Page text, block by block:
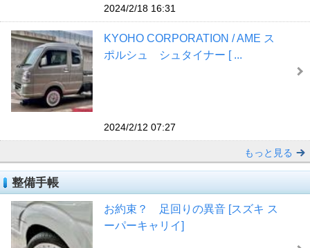
2024/2/18 16:31
KYOHO CORPORATION / AME ス
ポルシュ シュタイナー [ ...
2024/2/12 07:27
もっと見る
整備手帳
お約束？ 足回りの異音 [スズキ ス
ーパーキャリイ]